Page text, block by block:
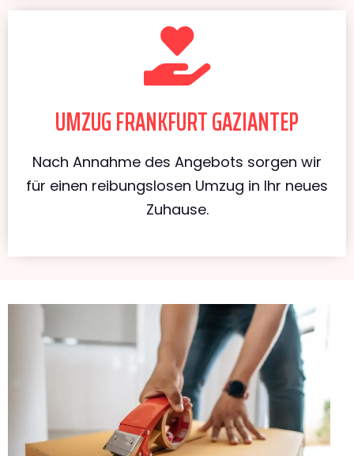
UMZUG FRANKFURT GAZIANTEP
Nach Annahme des Angebots sorgen wir
für einen reibungslosen Umzug in Ihr neues
Zuhause.